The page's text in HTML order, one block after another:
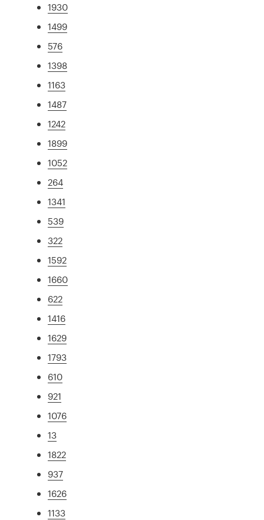
1930
1499
576
1398
1163
1487
1242
1899
1052
264
1341
539
322
1592
1660
622
1416
1629
1793
610
921
1076
13
1822
937
1626
1133